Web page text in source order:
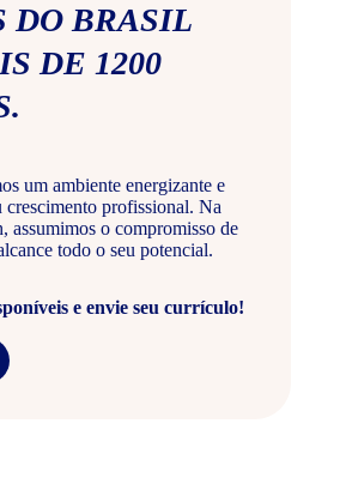
DO BRASIL
DE 1200
um ambiente energizante e
crescimento profissional. Na
assumimos o compromisso de
todo o seu potencial.
e envie seu currículo!